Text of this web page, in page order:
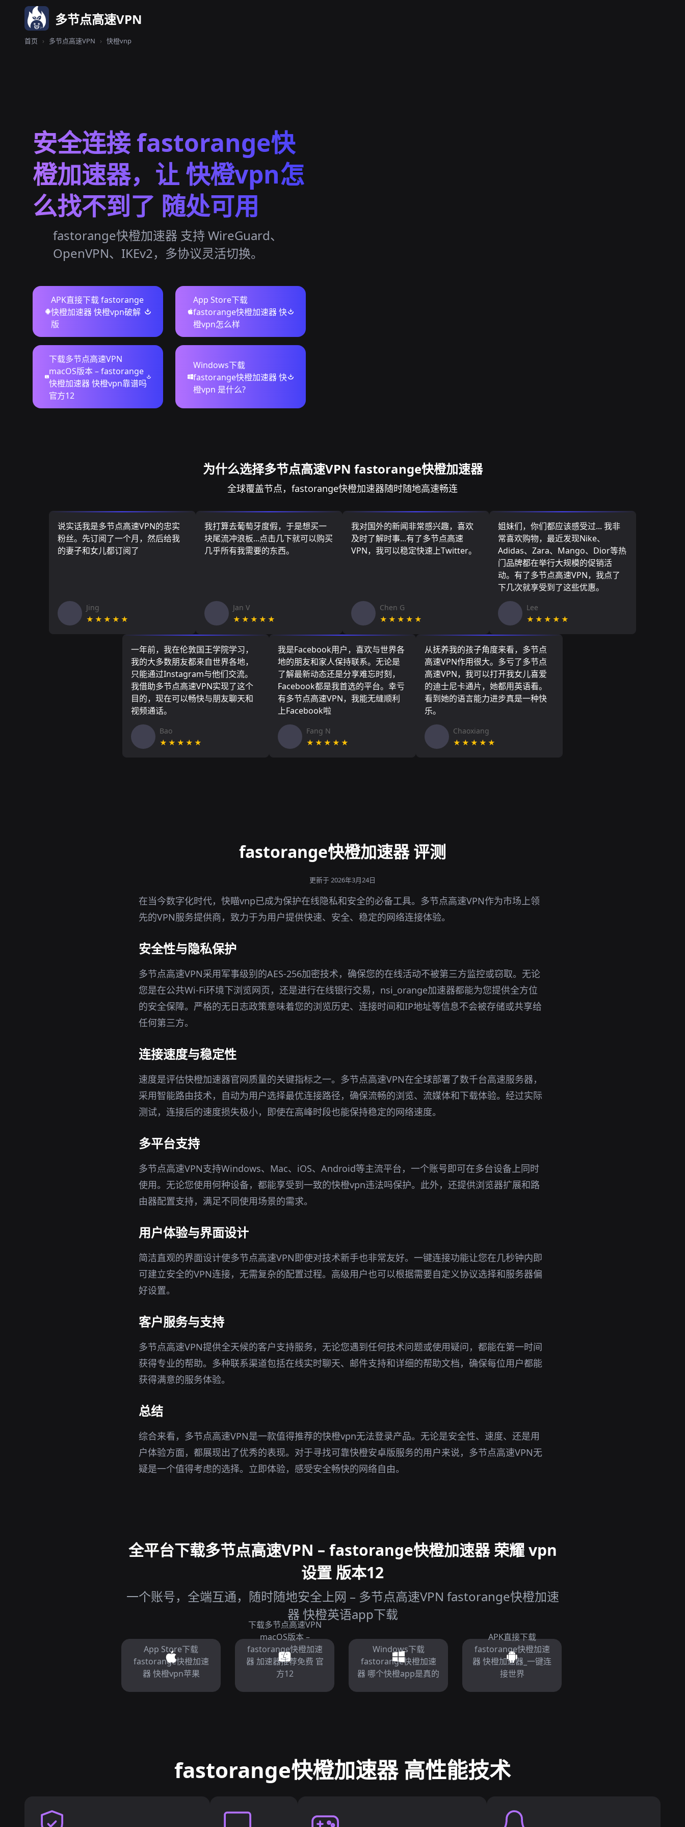
多节点高速VPN
首页 › 多节点高速VPN › 快橙vnp
安全连接 fastorange快
橙加速器，让 快橙vpn怎
么找不到了 随处可用
fastorange快橙加速器 支持 WireGuard、
OpenVPN、IKEv2，多协议灵活切换。
APK直接下载 fastorange
快橙加速器 快橙vpn破解
版
App Store下载
fastorange快橙加速器 快
橙vpn怎么样
下载多节点高速VPN
macOS版本 – fastorange
快橙加速器 快橙vpn靠谱吗
官方12
Windows下载
fastorange快橙加速器 快
橙vpn 是什么?
为什么选择多节点高速VPN fastorange快橙加速器
全球覆盖节点，fastorange快橙加速器随时随地高速畅连
说实话我是多节点高速VPN的忠实
粉丝。先订阅了一个月，然后给我
的妻子和女儿都订阅了
Jing
★★★★★
我打算去葡萄牙度假，于是想买一
块尾流冲浪板...点击几下就可以购买
几乎所有我需要的东西。
Jan V
★★★★★
我对国外的新闻非常感兴趣，喜欢
及时了解时事...有了多节点高速
VPN，我可以稳定快速上Twitter。
Chen G
★★★★★
姐妹们，你们都应该感受过... 我非
常喜欢购物，最近发现Nike、
Adidas、Zara、Mango、Dior等热
门品牌都在举行大规模的促销活
动。有了多节点高速VPN，我点了
下几次就享受到了这些优惠。
Lee
★★★★★
一年前，我在伦敦国王学院学习，
我的大多数朋友都来自世界各地，
只能通过Instagram与他们交流。
我借助多节点高速VPN实现了这个
目的，现在可以畅快与朋友聊天和
视频通话。
Bao
★★★★★
我是Facebook用户，喜欢与世界各
地的朋友和家人保持联系。无论是
了解最新动态还是分享难忘时刻，
Facebook都是我首选的平台。幸亏
有多节点高速VPN，我能无缝顺利
上Facebook啦
Fang N
★★★★★
从抚养我的孩子角度来看，多节点
高速VPN作用很大。多亏了多节点
高速VPN，我可以打开我女儿喜爱
的迪士尼卡通片，她都用英语看。
看到她的语言能力进步真是一种快
乐。
Chaoxiang
★★★★★
fastorange快橙加速器 评测
更新于 2026年3月24日
在当今数字化时代，快瞄vnp已成为保护在线隐私和安全的必备工具。多节点高速VPN作为市场上领
先的VPN服务提供商，致力于为用户提供快速、安全、稳定的网络连接体验。
安全性与隐私保护
多节点高速VPN采用军事级别的AES-256加密技术，确保您的在线活动不被第三方监控或窃取。无论
您是在公共Wi-Fi环境下浏览网页，还是进行在线银行交易，nsi_orange加速器都能为您提供全方位
的安全保障。严格的无日志政策意味着您的浏览历史、连接时间和IP地址等信息不会被存储或共享给
任何第三方。
连接速度与稳定性
速度是评估快橙加速器官网质量的关键指标之一。多节点高速VPN在全球部署了数千台高速服务器，
采用智能路由技术，自动为用户选择最优连接路径，确保流畅的浏览、流媒体和下载体验。经过实际
测试，连接后的速度损失极小，即使在高峰时段也能保持稳定的网络速度。
多平台支持
多节点高速VPN支持Windows、Mac、iOS、Android等主流平台，一个账号即可在多台设备上同时
使用。无论您使用何种设备，都能享受到一致的快橙vpn违法吗保护。此外，还提供浏览器扩展和路
由器配置支持，满足不同使用场景的需求。
用户体验与界面设计
简洁直观的界面设计使多节点高速VPN即使对技术新手也非常友好。一键连接功能让您在几秒钟内即
可建立安全的VPN连接，无需复杂的配置过程。高级用户也可以根据需要自定义协议选择和服务器偏
好设置。
客户服务与支持
多节点高速VPN提供全天候的客户支持服务，无论您遇到任何技术问题或使用疑问，都能在第一时间
获得专业的帮助。多种联系渠道包括在线实时聊天、邮件支持和详细的帮助文档，确保每位用户都能
获得满意的服务体验。
总结
综合来看，多节点高速VPN是一款值得推荐的快橙vpn无法登录产品。无论是安全性、速度、还是用
户体验方面，都展现出了优秀的表现。对于寻找可靠快橙安卓版服务的用户来说，多节点高速VPN无
疑是一个值得考虑的选择。立即体验，感受安全畅快的网络自由。
全平台下载多节点高速VPN – fastorange快橙加速器 荣耀 vpn
设置 版本12
一个账号，全端互通，随时随地安全上网 – 多节点高速VPN fastorange快橙加速
器 快橙英语app下载
App Store下载
fastorange快橙加速
器 快橙vpn苹果
下载多节点高速VPN
macOS版本 –
fastorange快橙加速
器 加速器推荐免费 官
方12
Windows下载
fastorange快橙加速
器 哪个快橙app是真的
APK直接下载
fastorange快橙加速
器 快橙加速器_一键连
接世界
fastorange快橙加速器 高性能技术